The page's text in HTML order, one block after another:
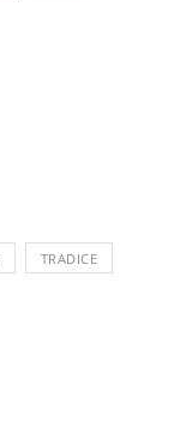
TRADICE